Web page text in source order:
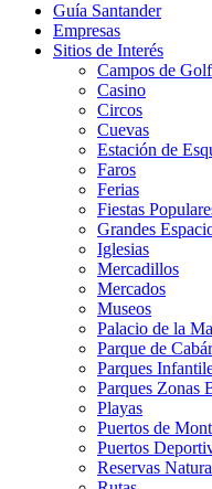
Guía Santander
Empresas
Sitios de Interés
Campos de Golf
Casino
Circos
Cuevas
Estación de
Faros
Ferias
Fiestas
Grandes
Iglesias
Mercadillos
Mercados
Museos
Palacio de la
Parque de
Parques
Parques Zonas
Playas
Puertos de
Puertos
Reservas